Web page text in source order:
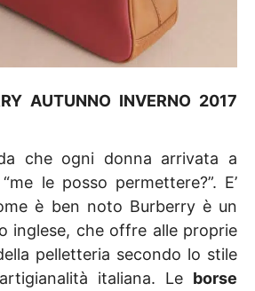
AUTUNNO INVERNO 2017
che ogni donna arrivata a
le posso permettere?”. E’
è ben noto Burberry è un
inglese, che offre alle proprie
pelletteria secondo lo stile
italiana. Le borse